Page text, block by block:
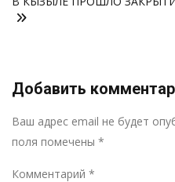
записям
Добавить
Ваш адрес email не будет
поля помечены *
Комментарий *